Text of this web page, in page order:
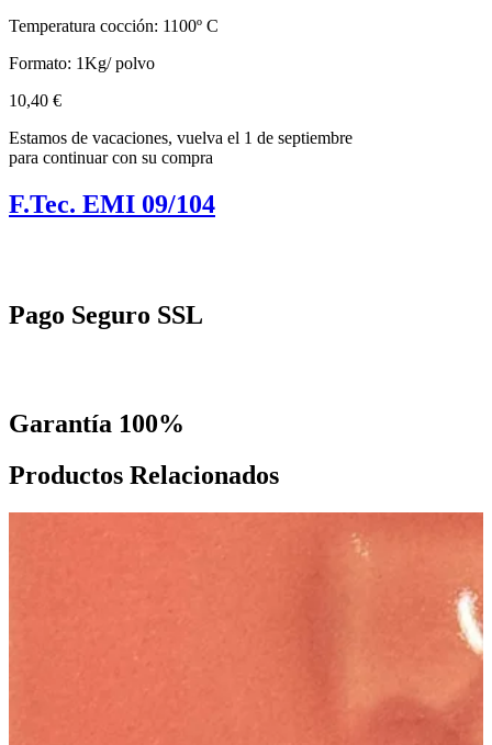
Temperatura cocción: 1100º C
Formato: 1Kg/ polvo
10,40 €
Estamos de vacaciones, vuelva el 1 de septiembre
para continuar con su compra
F.Tec. EMI 09/104
Pago Seguro SSL
Garantía 100%
Productos Relacionados